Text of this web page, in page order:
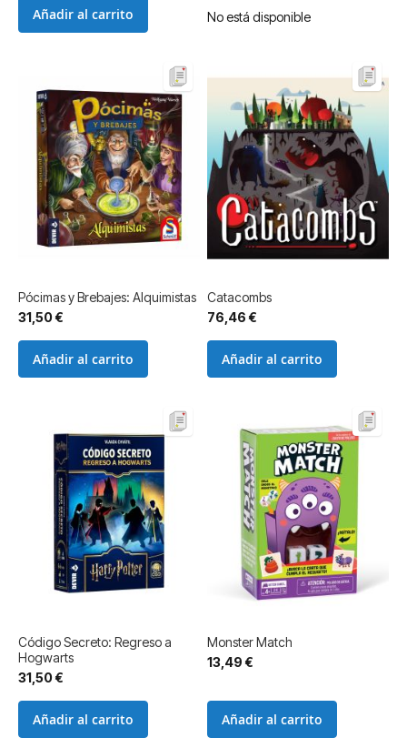
Añadir al carrito No está disponible
Pócimas y Brebajes: Alquimistas
31,50 €
Añadir al carrito
Catacombs
76,46 €
Añadir al carrito
Código Secreto: Regreso a
Hogwarts
31,50 €
Añadir al carrito
Monster Match
13,49 €
Añadir al carrito